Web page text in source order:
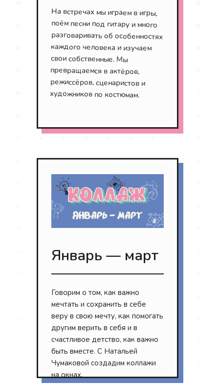
На встречах мы играем в игры,
поём песни под гитару и много
разговаривать об особенностях
каждого человека и изучаем
свои собственные. Мы
превращаемся в актёров,
режиссёров, сценаристов и
художников по костюмам.
Говорим о том, как важно
мечтать и сохранить в себе
веру в свою мечту, как помогать
другим верить в себя и в
счастливое детство, как важно
быть вместе. С Натальей
Чумаковой создадим коллажи
на окнах.
Январь — март